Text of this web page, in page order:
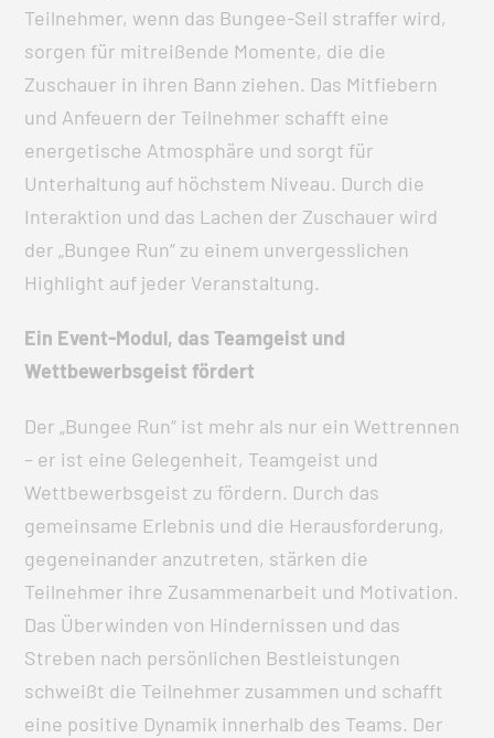
Teilnehmer, wenn das Bungee-Seil straffer wird,
sorgen für mitreißende Momente, die die
Zuschauer in ihren Bann ziehen. Das Mitfiebern
und Anfeuern der Teilnehmer schafft eine
energetische Atmosphäre und sorgt für
Unterhaltung auf höchstem Niveau. Durch die
Interaktion und das Lachen der Zuschauer wird
der „Bungee Run“ zu einem unvergesslichen
Highlight auf jeder Veranstaltung.
Ein Event-Modul, das Teamgeist und
Wettbewerbsgeist fördert
Der „Bungee Run“ ist mehr als nur ein Wettrennen
– er ist eine Gelegenheit, Teamgeist und
Wettbewerbsgeist zu fördern. Durch das
gemeinsame Erlebnis und die Herausforderung,
gegeneinander anzutreten, stärken die
Teilnehmer ihre Zusammenarbeit und Motivation.
Das Überwinden von Hindernissen und das
Streben nach persönlichen Bestleistungen
schweißt die Teilnehmer zusammen und schafft
eine positive Dynamik innerhalb des Teams. Der